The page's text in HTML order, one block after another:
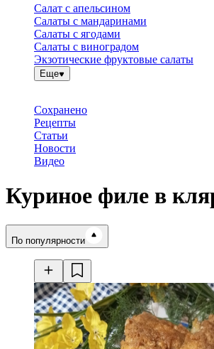
Салат с апельсином
Салаты с мандаринами
Салаты с ягодами
Салаты с виноградом
Экзотические фруктовые салаты
Еще
Сохранено
Рецепты
Статьи
Новости
Видео
Куриное филе в
Время готовки
По популярности